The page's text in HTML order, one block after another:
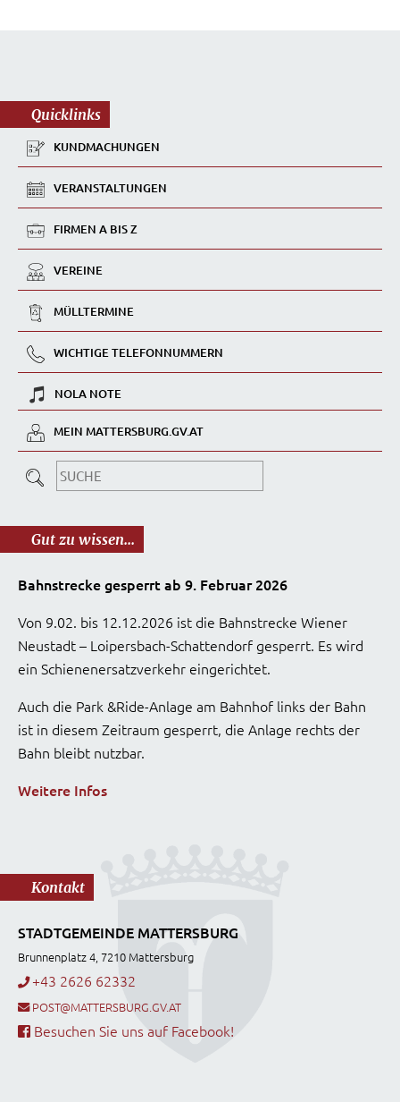
Quicklinks
KUNDMACHUNGEN
VERANSTALTUNGEN
FIRMEN A BIS Z
VEREINE
MÜLLTERMINE
WICHTIGE TELEFONNUMMERN
NOLA NOTE
MEIN MATTERSBURG.GV.AT
Gut zu wissen...
Bahnstrecke gesperrt ab 9. Februar 2026
Von 9.02. bis 12.12.2026 ist die Bahnstrecke Wiener
Neustadt – Loipersbach-Schattendorf gesperrt. Es wird
ein Schienenersatzverkehr eingerichtet.
Auch die Park &Ride-Anlage am Bahnhof links der Bahn
ist in diesem Zeitraum gesperrt, die Anlage rechts der
Bahn bleibt nutzbar.
Weitere Infos
Kontakt
STADTGEMEINDE MATTERSBURG
Brunnenplatz 4, 7210 Mattersburg
+43 2626 62332
POST@MATTERSBURG.GV.AT
Besuchen Sie uns auf Facebook!